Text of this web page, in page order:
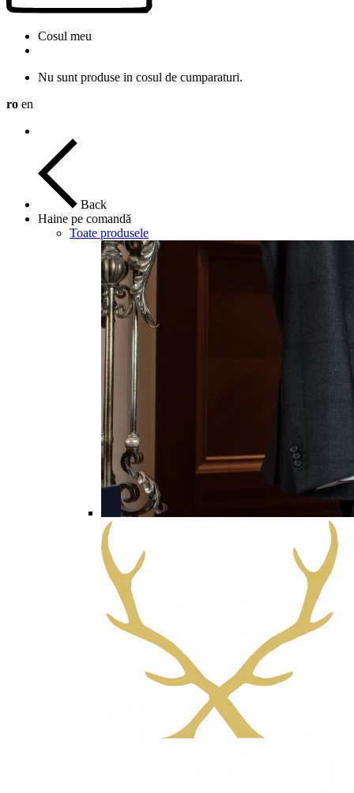
Cosul meu
Nu sunt produse in cosul de cumparaturi.
ro en
Back
Haine pe comandă
Toate produsele